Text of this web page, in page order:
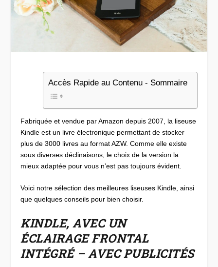
Accès Rapide au Contenu - Sommaire
Fabriquée et vendue par Amazon depuis 2007, la liseuse
Kindle est un livre électronique permettant de stocker
plus de 3000 livres au format AZW. Comme elle existe
sous diverses déclinaisons, le choix de la version la
mieux adaptée pour vous n’est pas toujours évident.
Voici notre sélection des meilleures liseuses Kindle, ainsi
que quelques conseils pour bien choisir.
KINDLE, AVEC UN
ÉCLAIRAGE FRONTAL
INTÉGRÉ – AVEC PUBLICITÉS